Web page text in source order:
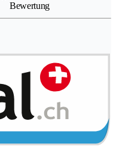
Bewertung